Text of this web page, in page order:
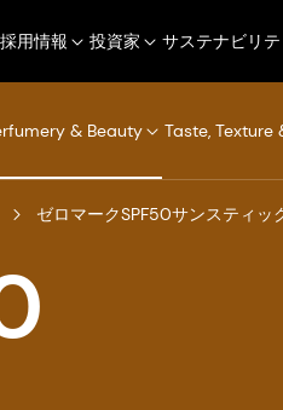
採用情報 投資家 サステナビリテ
& Beauty Taste, Texture
ゼロマークSPF50サンスティッ